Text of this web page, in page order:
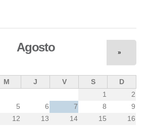
Agosto »
M J V S
D
1
2
5 6 7 8
9
12 13 14 15
16